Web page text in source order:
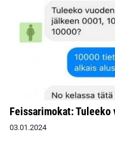
Feissarimokat: Tuleeko
03.01.2024